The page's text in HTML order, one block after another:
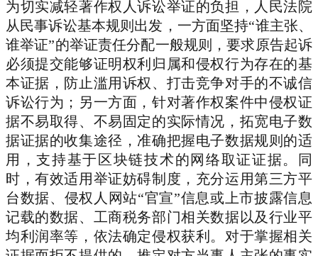
为切实减轻著作权人诉讼举证的负担，人民法院
从民事诉讼基本规则出发，一方面坚持“谁主张、
谁举证”的举证责任分配一般规则，要求原告起诉
必须提交能够证明权利归属和侵权行为存在的基
本证据，防止滥用诉权、打击竞争对手的不诚信
诉讼行为；另一方面，针对著作权案件中侵权证
据不易取得、不易固定的实际情况，拓宽电子数
据证据的收集途径，准确把握电子数据规则的适
用，支持基于区块链技术的网络取证证据。同
时，有效适用举证妨碍制度，充分运用第三方平
台数据、侵权人网站“官宣”信息或上市披露信息
记载的数据、工商税务部门相关数据以及行业平
均利润率等，依法确定侵权获利。对于掌握相关